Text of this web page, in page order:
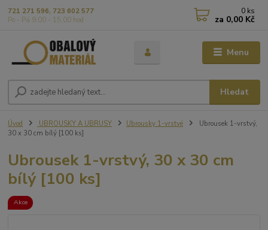
Menu
Hledat
721 271 596, 723 602 577
Po - Pá 9,00 - 15,00 hod
0 ks
za 0,00 Kč
Úvod UBROUSKY A UBRUSY Ubrousky 1-vrstvé
Ubrousek 1-vrstvý,
30 x 30 cm bílý [100 ks]
Ubrousek 1-vrstvý, 30 x 30 cm
bílý [100 ks]
Akce